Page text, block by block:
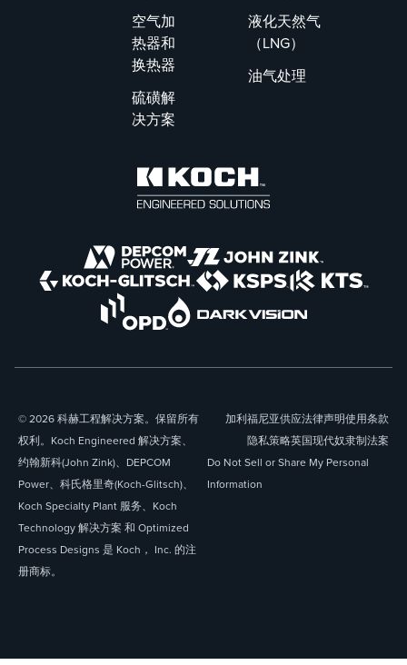
空气加
热器和
换热器
硫磺解
决方案
液化天然气
（LNG）
油气处理
© 2026 科赫工程解决方案。保留所有
权利。Koch Engineered 解决方案、
约翰新科(John Zink)、DEPCOM
Power、科氏格里奇(Koch-Glitsch)、
Koch Specialty Plant 服务、Koch
Technology 解决方案 和 Optimized
Process Designs 是 Koch， Inc. 的注
册商标。
加利福尼亚供应法律声明使用条款
隐私策略英国现代奴隶制法案
Do Not Sell or Share My Personal
Information